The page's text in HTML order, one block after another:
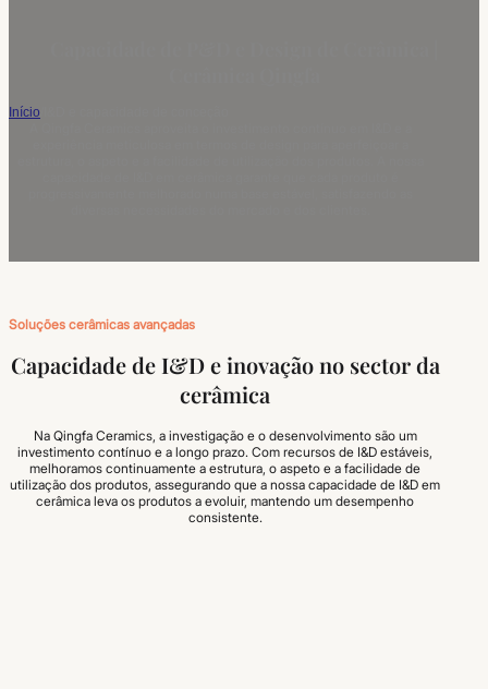
Início
Soluções cerâmicas avançadas
Capacidade de I&D e inovação no sector da
cerâmica
Na Qingfa Ceramics, a investigação e o desenvolvimento são um
investimento contínuo e a longo prazo. Com recursos de I&D estáveis,
melhoramos continuamente a estrutura, o aspeto e a facilidade de
utilização dos produtos, assegurando que a nossa capacidade de I&D em
cerâmica leva os produtos a evoluir, mantendo um desempenho
consistente.